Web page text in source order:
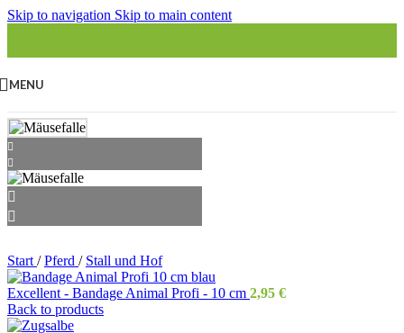
Skip to navigation Skip to main content
MENU
Start / Pferd / Stall und Hof
Excellent - Bandage Animal Profi - 10 cm 2,95 €
Back to products